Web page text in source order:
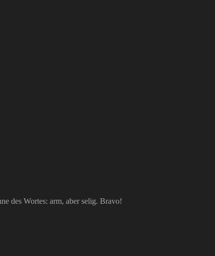
des Wortes: arm, aber selig. Bravo!